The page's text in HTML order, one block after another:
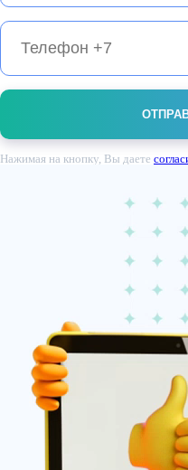
Нажимая на кнопку, Вы даете